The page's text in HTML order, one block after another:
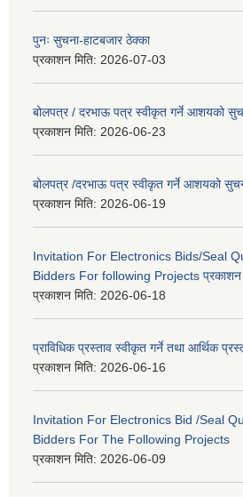
पुनः सुचना-हाटबजार ठेक्का
प्रकाशन मिति: 2026-07-03
बोलपत्र / दरभाऊ पत्र स्वीकृत गर्ने आशयको
प्रकाशन मिति: 2026-06-23
बोलपत्र /दरभाऊ पत्र स्वीकृत गर्ने आशयको
प्रकाशन मिति: 2026-06-19
Invitation For Electronics Bids/Seal
Bidders For following Projects प्रकाशन
प्रकाशन मिति: 2026-06-18
प्राविधिक प्रस्ताव स्वीकृत गर्ने तथा आर्थिक
प्रकाशन मिति: 2026-06-16
Invitation For Electronics Bid /Seal
Bidders For The Following Projects
प्रकाशन मिति: 2026-06-09